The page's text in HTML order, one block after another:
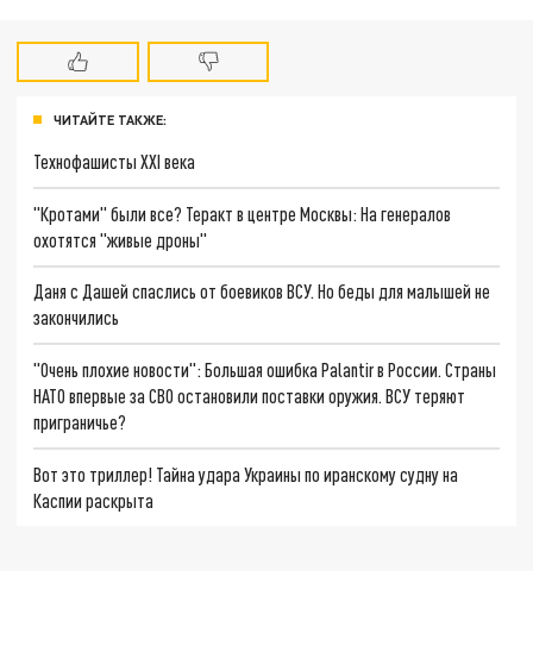
ЧИТАЙТЕ ТАКЖЕ:
Технофашисты XXI века
"Кротами" были все? Теракт в центре Москвы: На генералов
охотятся "живые дроны"
Даня с Дашей спаслись от боевиков ВСУ. Но беды для малышей не
закончились
"Очень плохие новости": Большая ошибка Palantir в России. Страны
НАТО впервые за СВО остановили поставки оружия. ВСУ теряют
приграничье?
Вот это триллер! Тайна удара Украины по иранскому судну на
Каспии раскрыта